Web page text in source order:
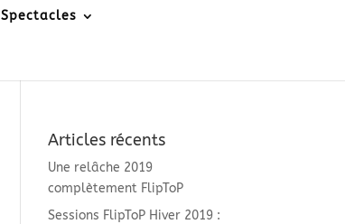
Spectacles
Articles récents
Une relâche 2019
complètement FlipToP
Sessions FlipToP Hiver 2019 :